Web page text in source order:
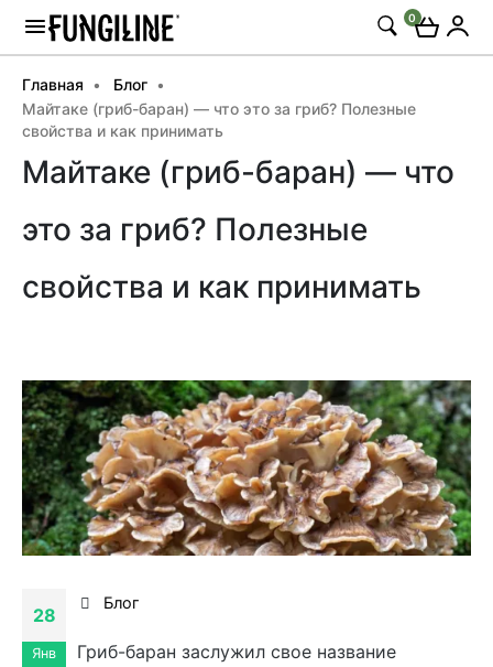
0
Главная
Блог
Майтаке (гриб-баран) — что это за гриб? Полезные
свойства и как принимать
Майтаке (гриб-баран) — что
это за гриб? Полезные
свойства и как принимать
28
Янв
Блог
Гриб-баран заслужил свое название